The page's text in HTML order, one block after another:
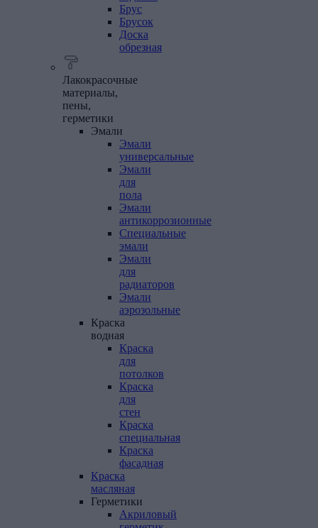
Брус
Брусок
Доска
обрезная
Лакокрасочные
материалы,
пены,
герметики
Эмали
Эмали
универсальные
Эмали
для
пола
Эмали
антикоррозионные
Специальные
эмали
Эмали
для
радиаторов
Эмали
аэрозольные
Краска
водная
Краска
для
потолков
Краска
для
стен
Краска
специальная
Краска
фасадная
Краска
масляная
Герметики
Акриловый